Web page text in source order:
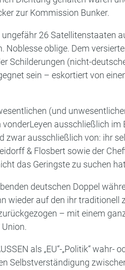
zur Kommission Bunker.
26 Satellitenstaaten
Noblesse oblige. Dem
Schilderungen (nicht-
sein – eskortiert von
(und
ausschließlich im
zwar ausschließlich von: ihr
& Flosbert sowie der
das Geringste zu suchen
deutschen Doppel
wieder auf den ihr traditionell
– mit einem
als „EU“-„Politik“
Selbstverständigung